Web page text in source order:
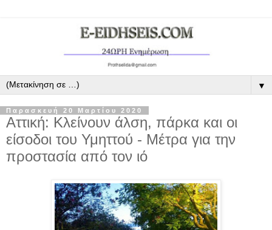
▼
Παρασκευή 20 Μαρτίου 2020
Αττική: Κλείνουν άλση, πάρκα και οι
είσοδοι του Υμηττού - Μέτρα για την
προστασία από τον ιό